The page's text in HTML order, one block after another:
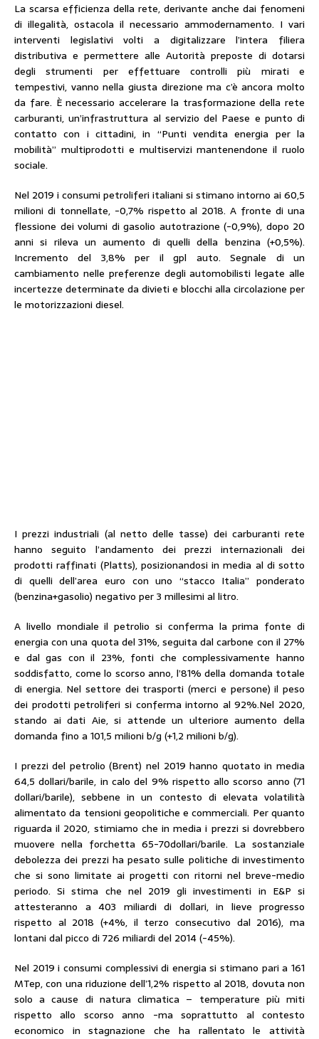
La scarsa efficienza della rete, derivante anche dai fenomeni
di illegalità, ostacola il necessario ammodernamento. I vari
interventi legislativi volti a digitalizzare l’intera filiera
distributiva e permettere alle Autorità preposte di dotarsi
degli strumenti per effettuare controlli più mirati e
tempestivi, vanno nella giusta direzione ma c’è ancora molto
da fare. È necessario accelerare la trasformazione della rete
carburanti, un’infrastruttura al servizio del Paese e punto di
contatto con i cittadini, in “Punti vendita energia per la
mobilità” multiprodotti e multiservizi mantenendone il ruolo
sociale.
Nel 2019 i consumi petroliferi italiani si stimano intorno ai 60,5
milioni di tonnellate, -0,7% rispetto al 2018. A fronte di una
flessione dei volumi di gasolio autotrazione (-0,9%), dopo 20
anni si rileva un aumento di quelli della benzina (+0,5%).
Incremento del 3,8% per il gpl auto. Segnale di un
cambiamento nelle preferenze degli automobilisti legate alle
incertezze determinate da divieti e blocchi alla circolazione per
le motorizzazioni diesel.
I prezzi industriali (al netto delle tasse) dei carburanti rete
hanno seguito l’andamento dei prezzi internazionali dei
prodotti raffinati (Platts), posizionandosi in media al di sotto
di quelli dell’area euro con uno “stacco Italia” ponderato
(benzina+gasolio) negativo per 3 millesimi al litro.
A livello mondiale il petrolio si conferma la prima fonte di
energia con una quota del 31%, seguita dal carbone con il 27%
e dal gas con il 23%, fonti che complessivamente hanno
soddisfatto, come lo scorso anno, l’81% della domanda totale
di energia. Nel settore dei trasporti (merci e persone) il peso
dei prodotti petroliferi si conferma intorno al 92%.Nel 2020,
stando ai dati Aie, si attende un ulteriore aumento della
domanda fino a 101,5 milioni b/g (+1,2 milioni b/g).
I prezzi del petrolio (Brent) nel 2019 hanno quotato in media
64,5 dollari/barile, in calo del 9% rispetto allo scorso anno (71
dollari/barile), sebbene in un contesto di elevata volatilità
alimentato da tensioni geopolitiche e commerciali. Per quanto
riguarda il 2020, stimiamo che in media i prezzi si dovrebbero
muovere nella forchetta 65-70dollari/barile. La sostanziale
debolezza dei prezzi ha pesato sulle politiche di investimento
che si sono limitate ai progetti con ritorni nel breve-medio
periodo. Si stima che nel 2019 gli investimenti in E&P si
attesteranno a 403 miliardi di dollari, in lieve progresso
rispetto al 2018 (+4%, il terzo consecutivo dal 2016), ma
lontani dal picco di 726 miliardi del 2014 (-45%).
Nel 2019 i consumi complessivi di energia si stimano pari a 161
MTep, con una riduzione dell’1,2% rispetto al 2018, dovuta non
solo a cause di natura climatica – temperature più miti
rispetto allo scorso anno -ma soprattutto al contesto
economico in stagnazione che ha rallentato le attività